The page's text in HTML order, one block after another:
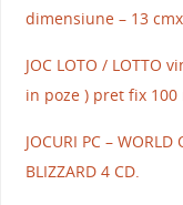
dimensiune – 13
JOC LOTO / LOTTO
in poze ) pret fix 100
JOCURI PC – WORLD
BLIZZARD 4 CD.